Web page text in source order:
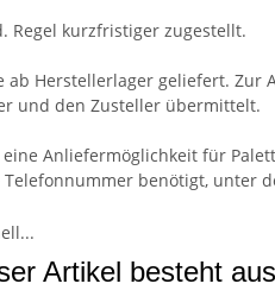
Regel kurzfristiger zugestellt.
Herstellerlager geliefert. Zur
und den Zusteller übermittelt.
Anliefermöglichkeit für
benötigt, unter
Artikel besteht aus